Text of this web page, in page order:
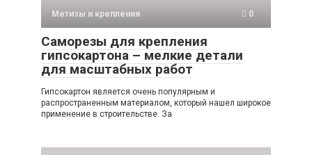
Метизы и крепления 0
Саморезы для крепления
гипсокартона – мелкие детали
для масштабных работ
Гипсокартон является очень популярным и
распространенным материалом, который нашел широкое
применение в строительстве. За